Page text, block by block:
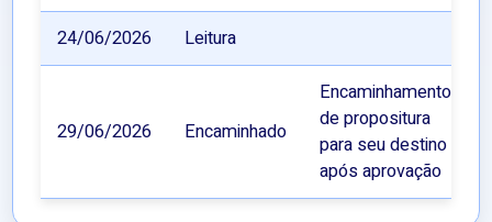
24/06/2026 Leitura
29/06/2026 Encaminhado
Encaminhamento
de propositura
para seu destino
após aprovação